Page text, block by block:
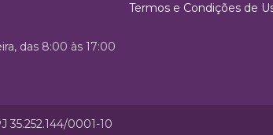
Termos e Condições de
das 8:00 às 17:00
35.252.144/0001-10